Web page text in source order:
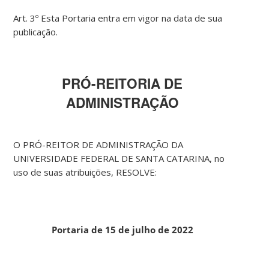
Art. 3º Esta Portaria entra em vigor na data de sua
publicação.
PRÓ-REITORIA DE
ADMINISTRAÇÃO
O PRÓ-REITOR DE ADMINISTRAÇÃO DA
UNIVERSIDADE FEDERAL DE SANTA CATARINA, no
uso de suas atribuições, RESOLVE:
Portaria de 15 de julho de 2022